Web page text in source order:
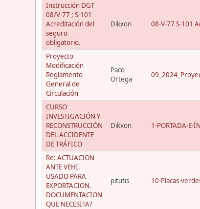
Instrucción DGT
08/V-77 ; S-101
Acreditación del
seguro
obligatorio.
Dikxon 08-V-77 S-101
Proyecto
Modificación
Reglamento
General de
Circulación
Paco
Ortega
CURSO
INVESTIGACIÓN Y
RECONSTRUCCIÓN
DEL ACCIDENTE
DE TRÁFICO
Dikxon 1-PORTADA-E-
Re: ACTUACION
ANTE VEHI.
USADO PARA
EXPORTACION.
DOCUMENTACION
QUE NECESITA?
pitutis 10-Placas-